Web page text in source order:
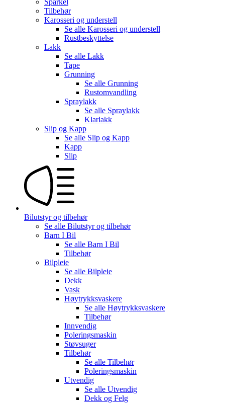
Tilbehør
Karosseri og understell
Se alle Karosseri og understell
Rustbeskyttelse
Lakk
Se alle Lakk
Tape
Grunning
Se alle Grunning
Rustomvandling
Spraylakk
Se alle Spraylakk
Klarlakk
Slip og Kapp
Se alle Slip og Kapp
Kapp
Slip
Bilutstyr og tilbehør
Se alle Bilutstyr og tilbehør
Barn I Bil
Se alle Barn I Bil
Tilbehør
Bilpleie
Se alle Bilpleie
Dekk
Vask
Høytrykksvaskere
Se alle Høytrykksvaskere
Tilbehør
Innvendig
Poleringsmaskin
Støvsuger
Tilbehør
Se alle Tilbehør
Poleringsmaskin
Utvendig
Se alle Utvendig
Dekk og Felg